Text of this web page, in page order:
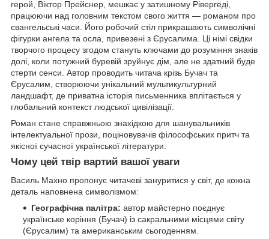
герой, Віктор Прейснер, мешкає у затишному Рівергеді,
працюючи над головним текстом свого життя — романом про
євангельські часи. Його робочий стіл прикрашають символічні
фігурки ангела та осла, привезені з Єрусалима. Ці німі свідки
творчого процесу згодом стануть ключами до розуміння знаків
долі, коли потужний буревій зруйнує дім, але не здатний буде
стерти сенси. Автор проводить читача крізь Бучач та
Єрусалим, створюючи унікальний мультикультурний
ландшафт, де приватна історія письменника вплітається у
глобальний контекст людської цивілізації.
Роман стане справжньою знахідкою для шанувальників
інтелектуальної прози, поціновувачів філософських притч та
якісної сучасної української літератури.
Чому цей твір вартий вашої уваги
Василь Махно пропонує читачеві зануритися у світ, де кожна
деталь наповнена символізмом:
Географічна палітра: автор майстерно поєднує
українське коріння (Бучач) із сакральними місцями світу
(Єрусалим) та американським сьогоденням.